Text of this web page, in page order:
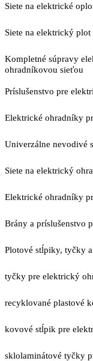
Siete na elektrické
Siete na elektrický
Kompletné súpravy
ohradníkovou sieťou
Príslušenstvo pre
Elektrické ohradníky
Univerzálne nevodivé
Siete na elektrický
Elektrické ohradníky
Brány a príslušenstvo
Plotové stĺpiky, tyčky
tyčky pre elektrický
recyklované plastové
kovové stĺpik pre
sklolaminátové tyčky